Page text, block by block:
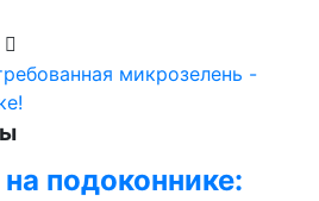
микрозелень -
подоконнике: